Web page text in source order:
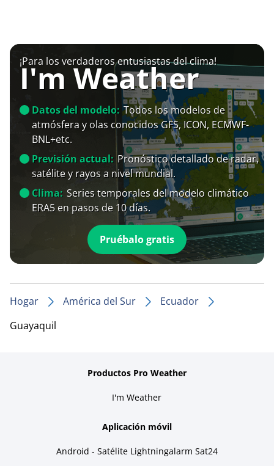
¡Para los verdaderos entusiastas del clima!
I'm Weather
Datos del modelo: Todos los modelos de
atmósfera y olas conocidos GFS, ICON, ECMWF-
BNL+etc.
Previsión actual: Pronóstico detallado de radar,
satélite y rayos a nivel mundial.
Clima: Series temporales del modelo climático
ERA5 en pasos de 10 días.
Pruébalo gratis
Hogar América del Sur
Ecuador
Guayaquil
Productos Pro Weather
I'm Weather
Aplicación móvil
Android - Satélite Lightningalarm Sat24